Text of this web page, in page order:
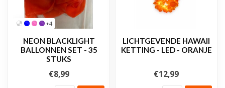
+4
NEON BLACKLIGHT
BALLONNEN SET - 35
STUKS
€8,99
LICHTGEVENDE HAWAII
KETTING - LED - ORANJE
€12,99